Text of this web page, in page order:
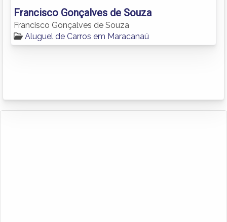
Francisco Gonçalves de Souza
Francisco Gonçalves de Souza
Aluguel de Carros em Maracanaú